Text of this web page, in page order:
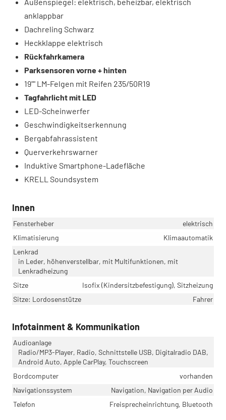
anklappbar
Dachreling Schwarz
Heckklappe elektrisch
Rückfahrkamera
Parksensoren vorne + hinten
19"" LM-Felgen mit Reifen 235/50R19
Tagfahrlicht mit LED
LED-Scheinwerfer
Geschwindigkeitserkennung
Bergabfahrassistent
Querverkehrswarner
Induktive Smartphone-Ladefläche
KRELL Soundsystem
Innen
Fensterheber
elektrisch
Klimatisierung
Klimaautomatik
Lenkrad
in Leder, höhenverstellbar, mit Multifunktionen, mit
Lenkradheizung
Sitze
Isofix (Kindersitzbefestigung), Sitzheizung
Sitze: Lordosenstütze
Fahrer
Infotainment & Kommunikation
Audioanlage
Radio/MP3-Player, Radio, Schnittstelle USB, Digitalradio DAB,
Android Auto, Apple CarPlay, Touchscreen
Bordcomputer
vorhanden
Navigationssystem
Navigation, Navigation per Audio
Telefon
Freisprecheinrichtung, Bluetooth